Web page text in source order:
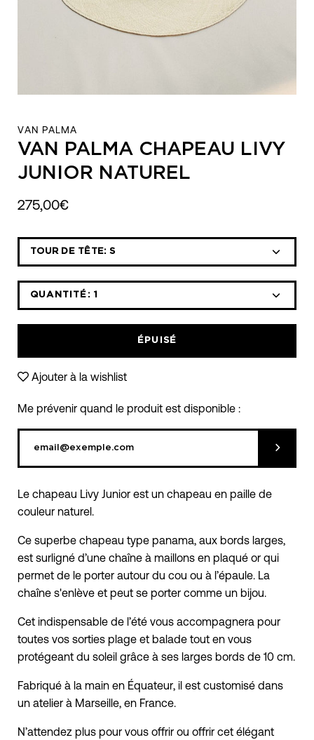
VAN PALMA
VAN PALMA CHAPEAU LIVY
JUNIOR NATUREL
275,00€
TOUR DE TÊTE: S
Sélectionnez
la
liste
déroulante
des
QUANTITÉ: 1
ÉPUISÉ
Ajouter à la wishlist
Me prévenir quand le produit est disponible :
Le chapeau Livy Junior est un chapeau en paille de
couleur naturel.
Ce superbe chapeau type panama, aux bords larges,
est surligné d’une chaîne à maillons en plaqué or qui
permet de le porter autour du cou ou à l’épaule. La
chaîne s'enlève et peut se porter comme un bijou.
Cet indispensable de l’été vous accompagnera pour
toutes vos sorties plage et balade tout en vous
protégeant du soleil grâce à ses larges bords de 10 cm.
Fabriqué à la main en Équateur, il est customisé dans
un atelier à Marseille, en France.
N’attendez plus pour vous offrir ou offrir cet élégant